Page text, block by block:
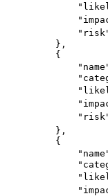
    },
    {
    },
    {